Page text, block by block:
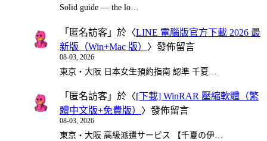
Solid guide — the lo…
「 匿名訪客 」於〈LINE 電腦版官方下載 2026 最
新版（Win+Mac 版） 〉發佈留言
08-03, 2026
東京・大阪 日本女生預約指南 認準 千夏…
「 匿名訪客 」於〈[下載] WinRAR 壓縮軟體（繁
體中文版+免費版） 〉發佈留言
08-03, 2026
東京・大阪 高級派遣サービス 【千夏の伊…